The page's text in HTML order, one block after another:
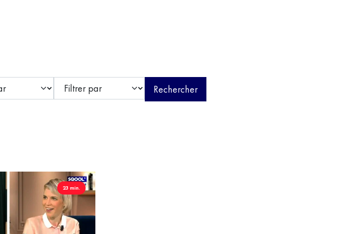
Rechercher
23 min.